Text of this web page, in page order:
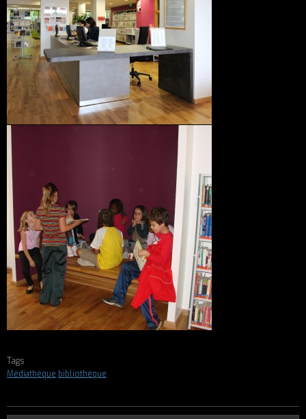
Tags
Médiathèque bibliothèque